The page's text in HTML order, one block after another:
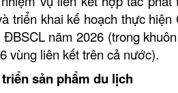
triển khai kế hoạch thực
năm 2026 (trong
vùng liên kết trên cả nước).
sản phẩm du lịch